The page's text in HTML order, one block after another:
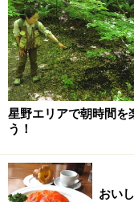
星野エリアで朝時間を
う！
おい